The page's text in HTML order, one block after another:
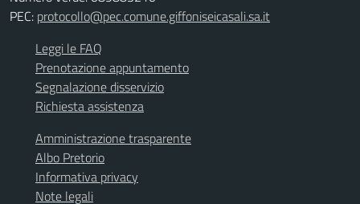
PEC: protocollo@pec.comune.giffoniseicasali.sa.it
Leggi le FAQ
Prenotazione appuntamento
Segnalazione disservizio
Richiesta assistenza
Amministrazione trasparente
Albo Pretorio
Informativa privacy
Note legali